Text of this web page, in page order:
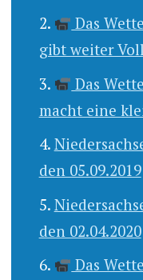
Das
gibt weiter
Das
macht eine
den 05.09.2019
den 02.04.2020
Das